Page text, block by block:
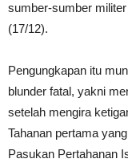
sumber-sumber
(17/12).
Pengungkapan itu
blunder fatal, yakni
setelah mengira
Tahanan pertama
Pasukan Pertahanan